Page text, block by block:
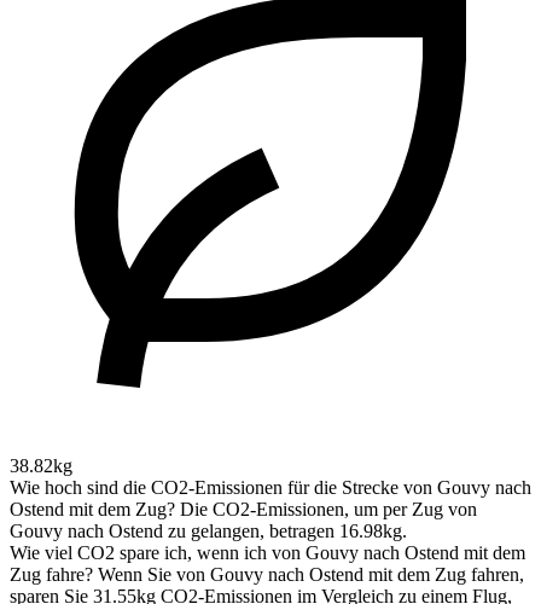
38.82kg
Wie hoch sind die CO2-Emissionen für die Strecke von Gouvy nach
Ostend mit dem Zug? Die CO2-Emissionen, um per Zug von
Gouvy nach Ostend zu gelangen, betragen 16.98kg.
Wie viel CO2 spare ich, wenn ich von Gouvy nach Ostend mit dem
Zug fahre? Wenn Sie von Gouvy nach Ostend mit dem Zug fahren,
sparen Sie 31.55kg CO2-Emissionen im Vergleich zu einem Flug,